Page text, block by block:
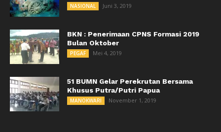
NASIONAL Juni 3, 2019
BKN : Penerimaan CPNS Formasi 2019
Bulan Oktober
PEGAF Mei 4, 2019
51 BUMN Gelar Perekrutan Bersama
Khusus Putra/Putri Papua
MANOKWARI November 1, 2019